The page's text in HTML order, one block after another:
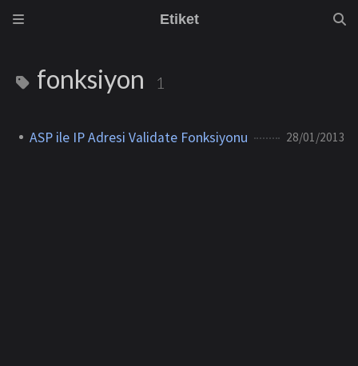
Etiket
fonksiyon 1
ASP ile IP Adresi Validate Fonksiyonu 28/01/2013